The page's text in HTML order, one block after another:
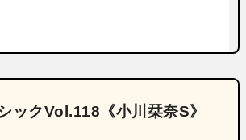
ックVol.118《小川栞奈S》